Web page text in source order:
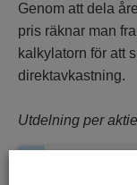
Genom att dela
pris räknar man
kalkylatorn för att
direktavkastning.
Utdelning per